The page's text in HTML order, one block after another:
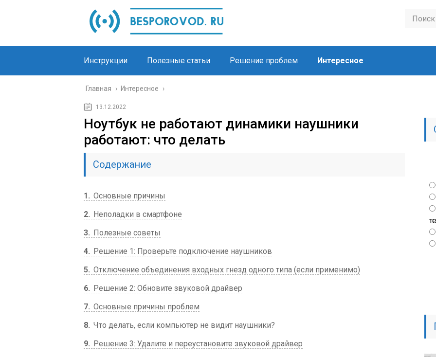
Инструкции Полезные статьи Решение проблем Интересное
Главная › Интересное ›
13.12.2022
Ноутбук не работают динамики наушники
работают: что делать
Содержание
1
Основные причины
2
Неполадки в смартфоне
3
Полезные советы
4
Решение 1: Проверьте подключение наушников
5 Отключение объединения входных гнезд одного типа (если применимо)
6
Решение 2: Обновите звуковой драйвер
7 Основные причины проблем
8 Что делать, если компьютер не видит наушники?
9
Решение 3: Удалите и переустановите звуковой драйвер